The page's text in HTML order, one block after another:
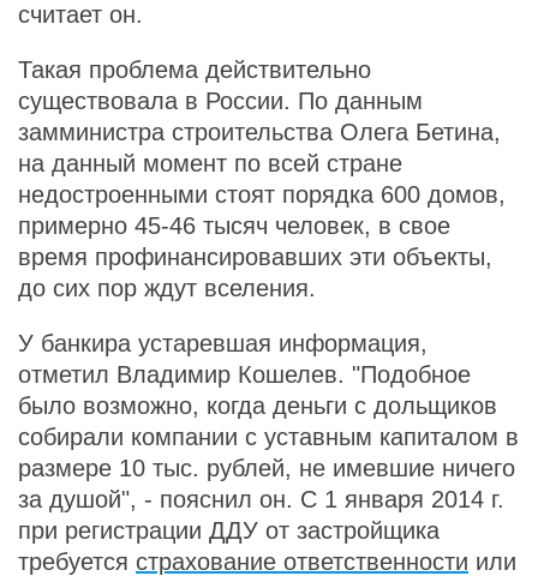
считает он.
Такая проблема действительно
существовала в России. По данным
замминистра строительства Олега Бетина,
на данный момент по всей стране
недостроенными стоят порядка 600 домов,
примерно 45-46 тысяч человек, в свое
время профинансировавших эти объекты,
до сих пор ждут вселения.
У банкира устаревшая информация,
отметил Владимир Кошелев. "Подобное
было возможно, когда деньги с дольщиков
собирали компании с уставным капиталом в
размере 10 тыс. рублей, не имевшие ничего
за душой", - пояснил он. С 1 января 2014 г.
при регистрации ДДУ от застройщика
требуется страхование ответственности или